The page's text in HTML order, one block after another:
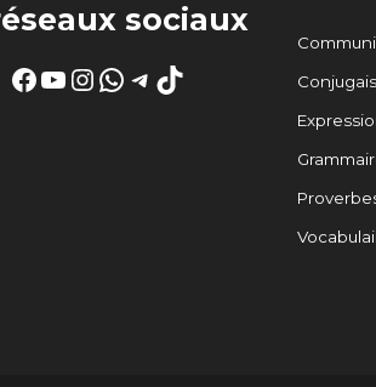
sociaux
Facebook
YouTube
Instagram
WhatsApp
Telegram
TikTok